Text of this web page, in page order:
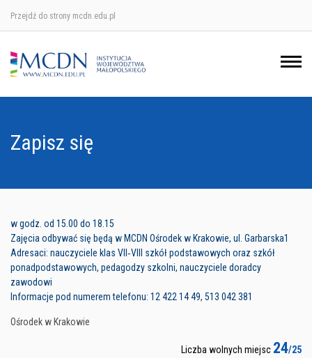
Przejdź do strony mcdn.edu.pl
Zapisz się
w godz. od 15.00 do 18.15
Zajęcia odbywać się będą w MCDN Ośrodek w Krakowie, ul. Garbarska1
Adresaci: nauczyciele klas VII‑VIII szkół podstawowych oraz szkół
ponadpodstawowych, pedagodzy szkolni, nauczyciele doradcy
zawodowi
Informacje pod numerem telefonu: 12 422 14 49, 513 042 381
Ośrodek w Krakowie
Liczba wolnych miejsc 24/25
Ośrodek w Krakowie
Ośrodek w Nowym Sączu
Ośrodek w Tarnowie